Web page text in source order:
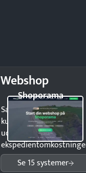
Webshop
Shoporama
Sælg produkter 24/7 til
kunder i hele landet
uden
Se 15 systemer